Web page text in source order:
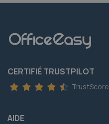
CERTIFIÉ TRUSTPILOT
TrustScore
AIDE